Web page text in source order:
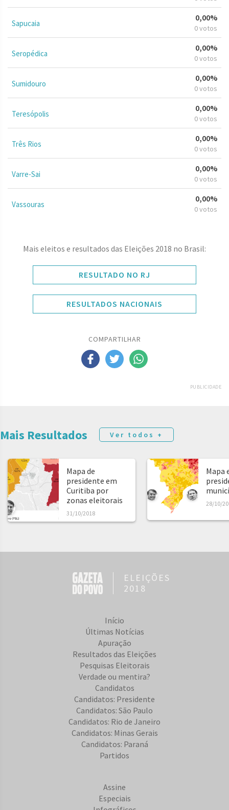
Sapucaia
0,00%
0 votos
Seropédica
0,00%
0 votos
Sumidouro
0,00%
0 votos
Teresópolis
0,00%
0 votos
Três Rios
0,00%
0 votos
Varre-Sai
0,00%
0 votos
Vassouras
0,00%
0 votos
Mais eleitos e resultados das Eleições 2018 no Brasil:
RESULTADO NO RJ
RESULTADOS NACIONAIS
COMPARTILHAR
PUBLICIDADE
Mais Resultados Ver todos +
Mapa de
presidente em
Curitiba por
zonas eleitorais
31/10/2018
Mapa
28/10/
ELEIÇÕES
2018
Início
Últimas Notícias
Apuração
Resultados das Eleições
Pesquisas Eleitorais
Verdade ou mentira?
Candidatos
Candidatos: Presidente
Candidatos: São Paulo
Candidatos: Rio de Janeiro
Candidatos: Minas Gerais
Candidatos: Paraná
Partidos
Assine
Especiais